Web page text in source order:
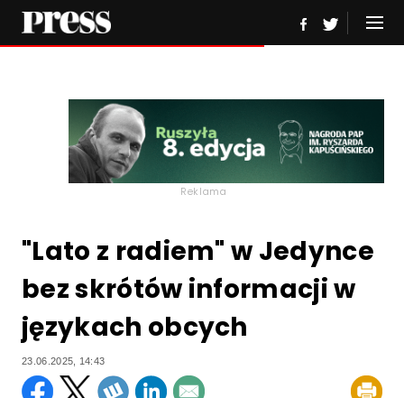
Reklama
"Lato z radiem" w Jedynce
bez skrótów informacji w
językach obcych
23.06.2025, 14:43